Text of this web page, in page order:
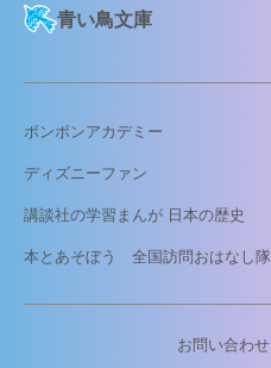
青い鳥文庫
ボンボンアカデミー
ディズニーファン
講談社の学習まんが 日本の歴史
本とあそぼう 全国訪問おはなし隊
お問い合わせ